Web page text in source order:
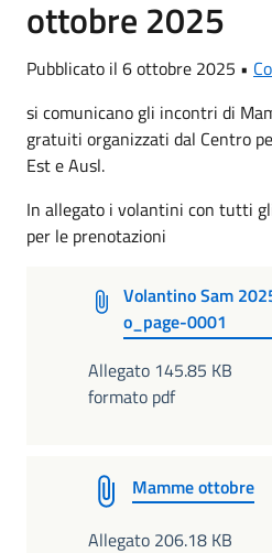
ottobre 2025
Pubblicato il 6 ottobre 2025 •
si comunicano gli incontri di
gratuiti organizzati dal Centro
Est e Ausl.
In allegato i volantini con tutti
per le prenotazioni
Volantino Sam
o_page-0001
Allegato 145.85 KB
formato pdf
Mamme ottobre
Allegato 206.18 KB